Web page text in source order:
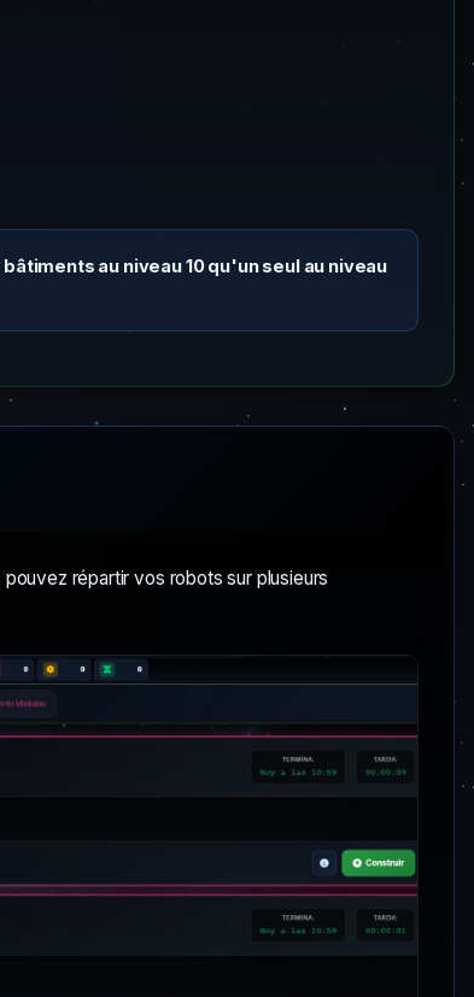
au niveau 10 qu'un seul au niveau
répartir vos robots sur plusieurs